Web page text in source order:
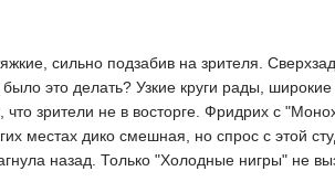
сильно подзабив на зрителя.
это делать? Узкие круги рады,
что зрители не в восторге. Фридрих с
местах дико смешная, но спрос с этой
назад. Только "Холодные нигры" не